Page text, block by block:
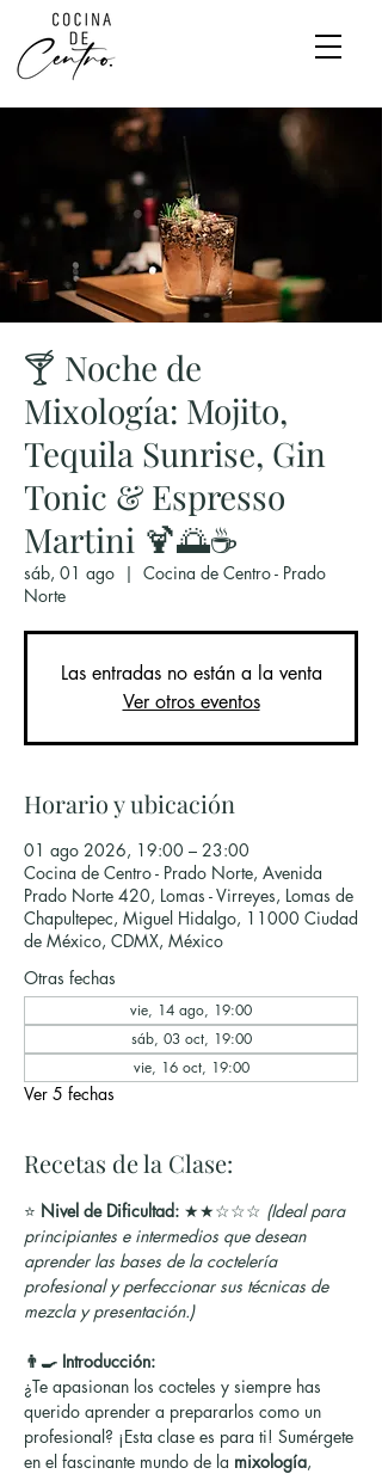
🍸 Noche de
Mixología: Mojito,
Tequila Sunrise, Gin
Tonic & Espresso
Martini 🍹🌅☕
sáb, 01 ago
  |
Cocina de Centro - Prado
Norte
Las entradas no están a la venta
Ver otros eventos
Horario y ubicación
01 ago 2026, 19:00 – 23:00
Cocina de Centro - Prado Norte, Avenida
Prado Norte 420, Lomas - Virreyes, Lomas de
Chapultepec, Miguel Hidalgo, 11000 Ciudad
de México, CDMX, México
Otras fechas
vie, 14 ago, 19:00
sáb, 03 oct, 19:00
vie, 16 oct, 19:00
Ver 5 fechas
Recetas de la Clase:
⭐ Nivel de Dificultad: ★★☆☆☆ (Ideal para
principiantes e intermedios que desean
aprender las bases de la coctelería
profesional y perfeccionar sus técnicas de
mezcla y presentación.)
👨‍🍳 Introducción:
¿Te apasionan los cocteles y siempre has
querido aprender a prepararlos como un
profesional? ¡Esta clase es para ti! Sumérgete
en el fascinante mundo de la mixología,